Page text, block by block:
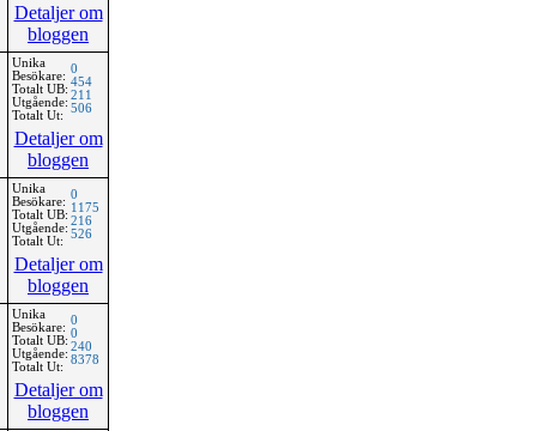
Detaljer om
bloggen
Unika
Besökare:
Totalt UB:
Utgående:
Totalt Ut:
0
454
211
506
Detaljer om
bloggen
Unika
Besökare:
Totalt UB:
Utgående:
Totalt Ut:
0
1175
216
526
Detaljer om
bloggen
Unika
Besökare:
Totalt UB:
Utgående:
Totalt Ut:
0
0
240
8378
Detaljer om
bloggen